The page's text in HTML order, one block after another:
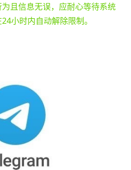
且信息无误，应耐心等待系统
小时内自动解除限制。